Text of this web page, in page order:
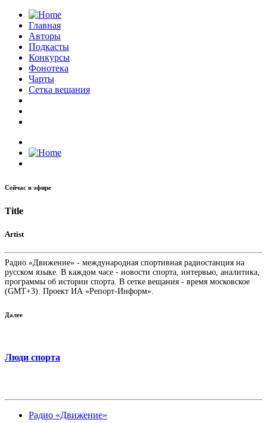
Главная
Авторы
Подкасты
Конкурсы
Фонотека
Чарты
Сетка вещания
Сейчас в эфире
Title
Artist
Радио «Движение» - международная спортивная радиостанция на
русском языке. В каждом часе - новости спорта, интервью, аналитика,
программы об истории спорта. В сетке вещания - время московское
(GMT+3). Проект ИА «Репорт-Информ».
Далее
Люди спорта
Радио «Движение»